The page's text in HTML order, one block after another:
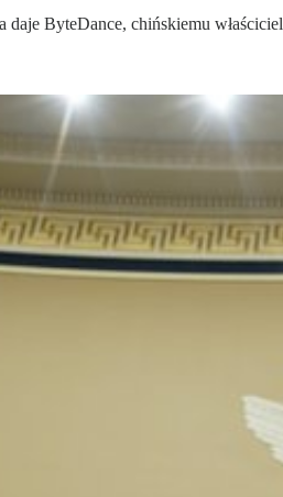
daje ByteDance, chińskiemu